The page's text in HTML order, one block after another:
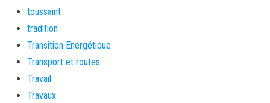
toussaint
tradition
Transition Energétique
Transport et routes
Travail
Travaux